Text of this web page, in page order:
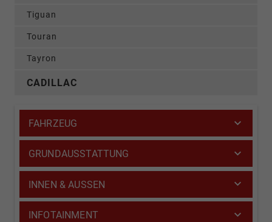
Tiguan
Touran
Tayron
CADILLAC
FAHRZEUG
GRUNDAUSSTATTUNG
INNEN & AUSSEN
INFOTAINMENT